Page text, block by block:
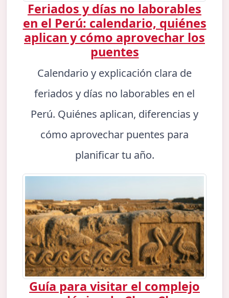
Feriados y días no laborables
en el Perú: calendario, quiénes
aplican y cómo aprovechar los
puentes
Calendario y explicación clara de
feriados y días no laborables en el
Perú. Quiénes aplican, diferencias y
cómo aprovechar puentes para
planificar tu año.
Guía para visitar el complejo